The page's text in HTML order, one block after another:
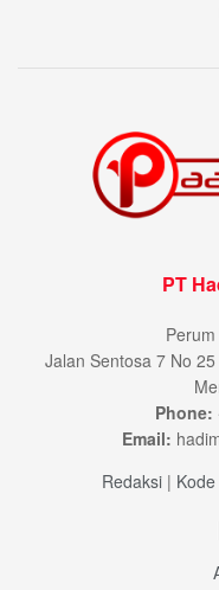
PT
Jalan Sentosa 7 No
Phone:
Email:
Redaksi |